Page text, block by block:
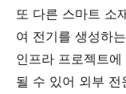
또 다른 스마트 소
여 전기를 생성하
인프라 프로젝트
될 수 있어 외부